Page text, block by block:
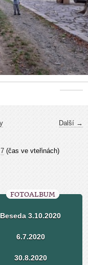
Další →
7 (čas ve vteřinách)
FOTOALBUM
Beseda 3.10.2020
6.7.2020
30.8.2020